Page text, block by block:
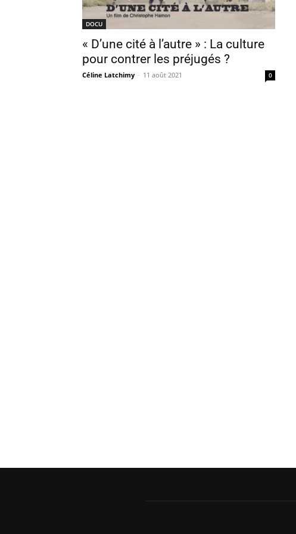
DOCU
« D’une cité à l’autre » : La culture
pour contrer les préjugés ?
Céline Latchimy - 11 août 2021 0